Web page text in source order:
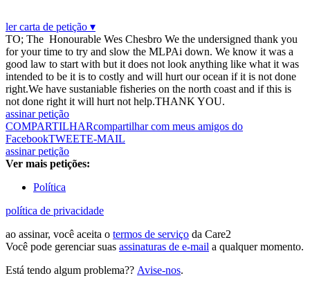
ler carta de petição ▾
TO; The Honourable Wes Chesbro We the undersigned thank you
for your time to try and slow the MLPAi down. We know it was a
good law to start with but it does not look anything like what it was
intended to be it is to costly and will hurt our ocean if it is not done
right.We have sustaniable fisheries on the north coast and if this is
not done right it will hurt not help.THANK YOU.
assinar petição
COMPARTILHARcompartilhar com meus amigos do
FacebookTWEETE-MAIL
assinar petição
Ver mais petições:
Política
política de privacidade
ao assinar, você aceita o termos de serviço da Care2
Você pode gerenciar suas assinaturas de e-mail a qualquer momento.
Está tendo algum problema?? Avise-nos.